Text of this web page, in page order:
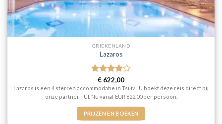
GRIEKENLAND
Lazaros
Gewaardeerd
4uit 5
€ 622,00
Lazaros is een 4 sterren accommodatie in Tsilivi. U boekt deze reis direct bij
onze partner TUI. Nu vanaf EUR 622.00 per persoon.
PRIJZEN EN BOEKEN